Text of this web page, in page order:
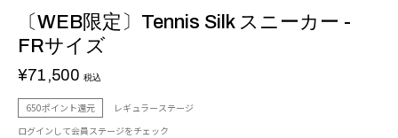
〔WEB限定〕Tennis Silk スニーカー -
FRサイズ
¥71,500 税込
650ポイント還元
レギュラーステージ
ログインして会員ステージをチェック